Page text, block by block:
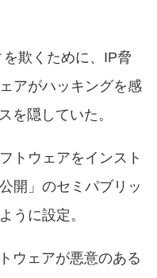
欺くために、IP脅
アがハッキングを感
を隠していた。
トウェアをインスト
開」のセミパブリッ
うに設定。
ウェアが悪意のある